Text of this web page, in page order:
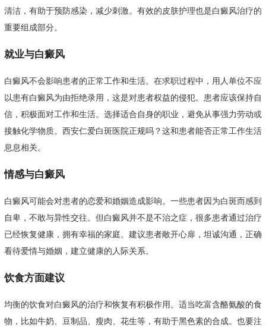
清洁，有助于预防感染，减少刺激。有效的皮肤护理也是白癜风治疗的
重要组成部分。
就业与白癜风
白癜风不会影响患者的正常工作和生活。在求职过程中，用人单位不应
以患有白癜风为由拒绝录用，这是对患者权益的侵犯。患者应该保持自
信，积极面对工作和生活。选择适合自身的职业，避免从事强力劳动或
接触化学物质。西安仁爱白斑医院正规吗？这和患者能否正常工作生活
息息相关。
情感与白癜风
白癜风可能会对患者的恋爱和婚姻造成影响。一些患者因为白斑而感到
自卑，不敢与异性交往。但白癜风并不是不治之症，很多患者通过治疗
已经恢复健康，拥有幸福的家庭。建议患者敞开心扉，坦诚沟通，正确
看待爱情与婚姻，建立健康的人际关系。
饮食方面建议
均衡的饮食对白癜风的治疗和恢复有积极作用。适当吃富含酪氨酸的食
物，比如牛奶、豆制品、瘦肉、花生等，有助于黑色素的合成。也要注